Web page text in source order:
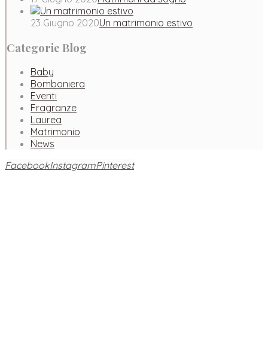
23 Giugno 2020Un matrimonio estivo
Categorie Blog
Baby
Bomboniera
Eventi
Fragranze
Laurea
Matrimonio
News
FacebookInstagramPinterest